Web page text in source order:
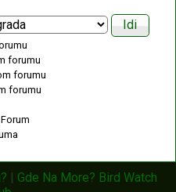
forumu
forumu
forumu
| Gde Na More? Bird Watch